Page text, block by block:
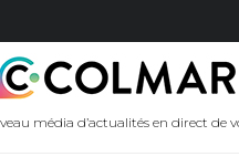
média d’actualités en direct de